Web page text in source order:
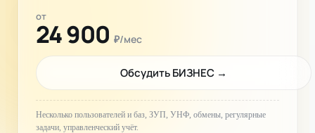
от
24 900 ₽/мес
Обсудить БИЗНЕС →
Несколько пользователей и баз, ЗУП, УНФ, обмены, регулярные
задачи, управленческий учёт.